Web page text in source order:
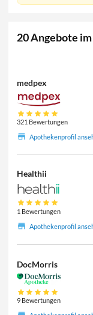
20 Angebote
medpex
321 Bewertungen
Apothekenprofil
Healthii
1 Bewertungen
Apothekenprofil
DocMorris
9 Bewertungen